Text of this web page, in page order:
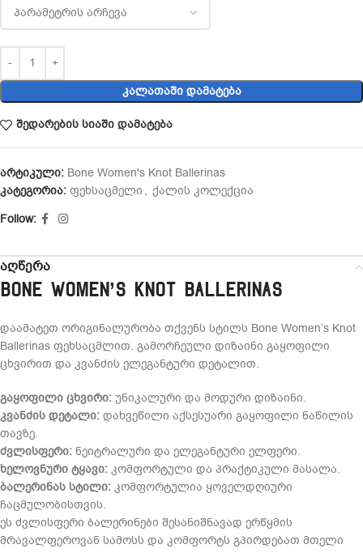
ᲙᲐᲚᲐᲗᲐᲨᲘ ᲓᲐᲛᲐᲢᲔᲑᲐ
შედარების სიაში დამატება
არტიკული: Bone Women's Knot Ballerinas
კატეგორია: ფეხსაცმელი , ქალის კოლექცია
Follow:
აღწერა
Bone Women’s Knot Ballerinas
დაამატეთ ორიგინალურობა თქვენს სტილს Bone Women’s Knot
Ballerinas ფეხსაცმლით. გამორჩეული დიზაინი გაყოფილი
ცხვირით და კვანძის ელეგანტური დეტალით.
გაყოფილი ცხვირი: უნიკალური და მოდური დიზაინი.
კვანძის დეტალი: დახვეწილი აქსესუარი გაყოფილი ნაწილის
თავზე.
ძვლისფერი: ნეიტრალური და ელეგანტური ელფერი.
ხელოვნური ტყავი: კომფორტული და პრაქტიკული მასალა.
ბალერინას სტილი: კომფორტულია ყოველდღიური
ჩაცმულობისთვის.
ეს ძვლისფერი ბალერინები შესანიშნავად ერწყმის
მრავალფეროვან სამოსს და კომფორტს გპირდებათ მთელი